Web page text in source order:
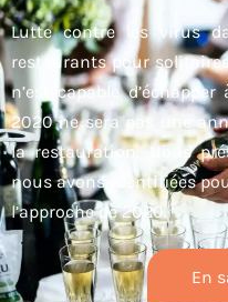
Lutte contre les virus
restaurants pour
n’est capable
2020 ne sera pas une
la restauration. Nous
nous avons identifiées
l’approche de 2020.
En